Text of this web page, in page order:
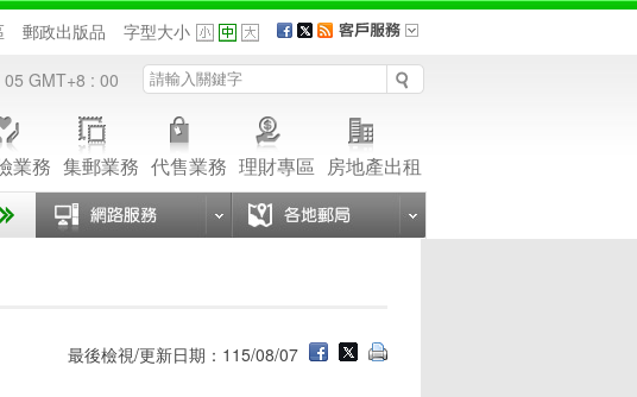
郵政出版品 字型大小
05 GMT+8 : 00
業務 集郵業務 代售業務 理財專區 房地產出租
最後檢視/更新日期：115/08/07